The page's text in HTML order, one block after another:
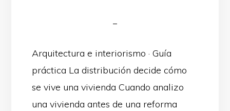
Arquitectura e interiorismo · Guía
práctica La distribución decide cómo
se vive una vivienda Cuando analizo
una vivienda antes de una reforma